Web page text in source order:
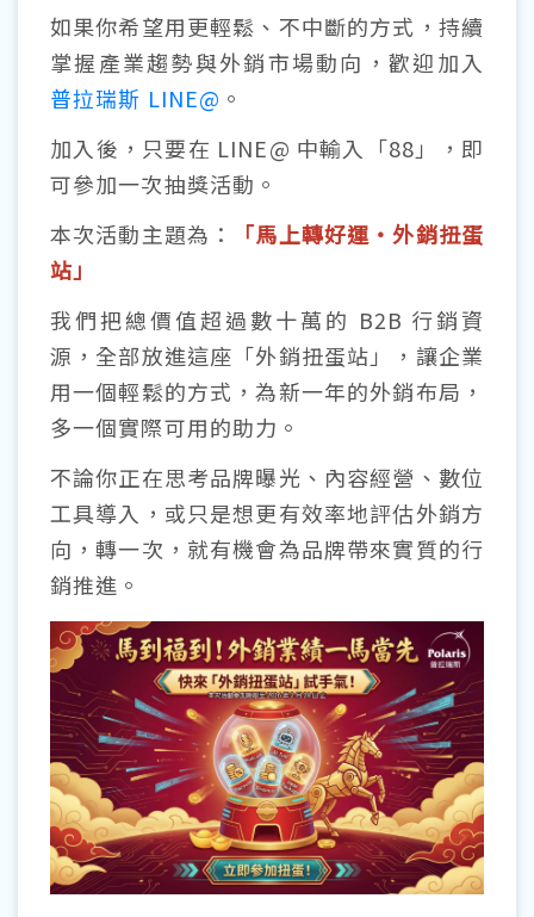
如果你希望用更輕鬆、不中斷的方式，持續
掌握產業趨勢與外銷市場動向，歡迎加入
普拉瑞斯 LINE@ 。
加入後，只要在 LINE@ 中輸入「88」，即
可參加一次抽獎活動。
本次活動主題為：
「馬上轉好運・外銷扭蛋
站」
我們把總價值超過數十萬的 B2B 行銷資
源，全部放進這座「外銷扭蛋站」，讓企業
用一個輕鬆的方式，為新一年的外銷布局，
多一個實際可用的助力。
不論你正在思考品牌曝光、內容經營、數位
工具導入，或只是想更有效率地評估外銷方
向，轉一次，就有機會為品牌帶來實質的行
銷推進。